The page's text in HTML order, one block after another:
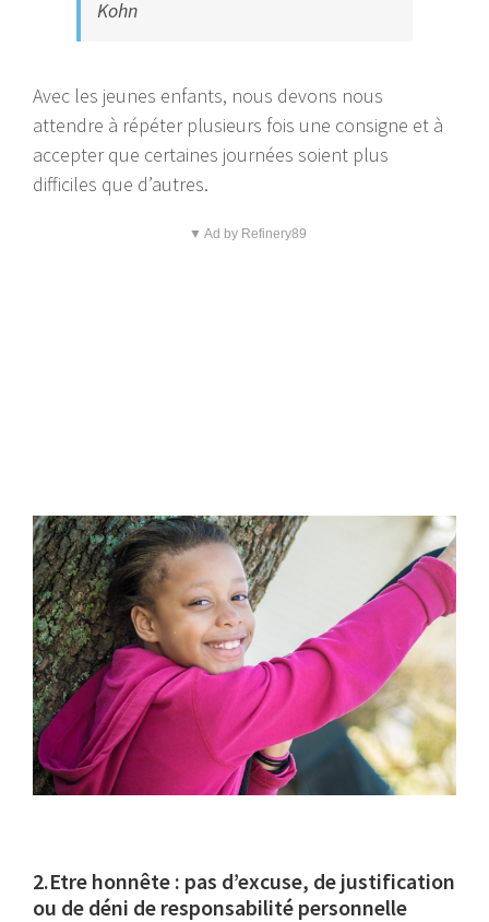
Kohn
Avec les jeunes enfants, nous devons nous
attendre à répéter plusieurs fois une consigne et à
accepter que certaines journées soient plus
difficiles que d’autres.
▼ Ad by Refinery89
2.Etre honnête : pas d’excuse, de justification
ou de déni de responsabilité personnelle